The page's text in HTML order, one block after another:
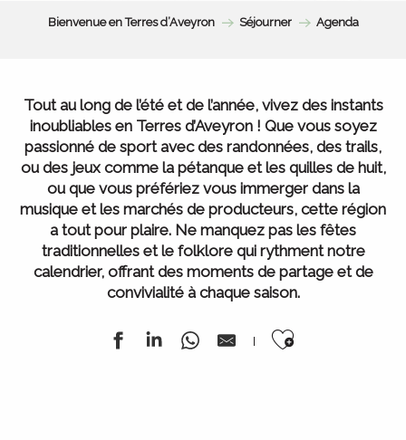
Bienvenue en Terres d’Aveyron Séjourner Agenda
Tout au long de l’été et de l’année, vivez des instants
inoubliables en Terres d’Aveyron ! Que vous soyez
passionné de sport avec des randonnées, des trails,
ou des jeux comme la pétanque et les quilles de huit,
ou que vous préfériez vous immerger dans la
musique et les marchés de producteurs, cette région
a tout pour plaire. Ne manquez pas les fêtes
traditionnelles et le folklore qui rythment notre
calendrier, offrant des moments de partage et de
convivialité à chaque saison.
Ajouter
Festival de la randonnée